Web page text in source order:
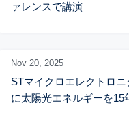
ァレンスで講演
Nov 20, 2025
STマイクロエレクトロ
に太陽光エネルギーを